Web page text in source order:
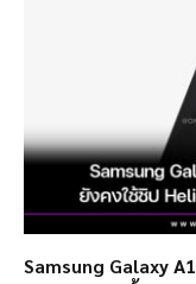
Samsung Galaxy